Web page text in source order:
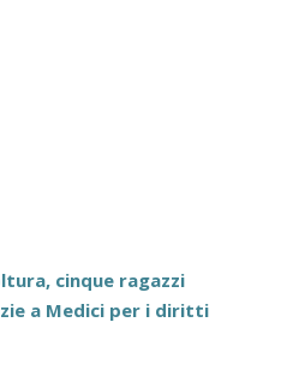
cinque ragazzi
a Medici per i diritti